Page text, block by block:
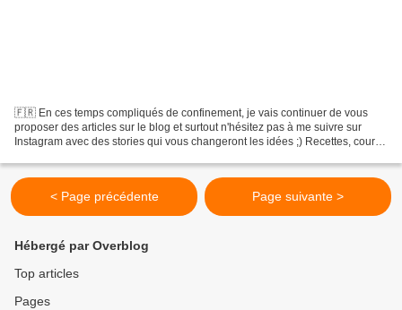
🇫🇷 En ces temps compliqués de confinement, je vais continuer de vous
proposer des articles sur le blog et surtout n'hésitez pas à me suivre sur
Instagram avec des stories qui vous changeront les idées ;) Recettes, cours
< Page précédente Page suivante >
Hébergé par Overblog
Top articles
Pages